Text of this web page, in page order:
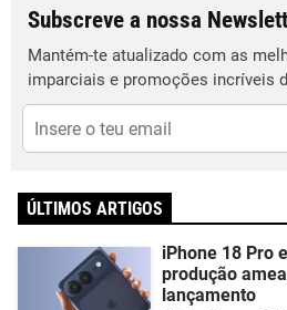
Subscreve a nossa
Mantém-te atualizado com as
imparciais e promoções incríveis
ÚLTIMOS ARTIGOS
iPhone 18 Pro
produção
lançamento